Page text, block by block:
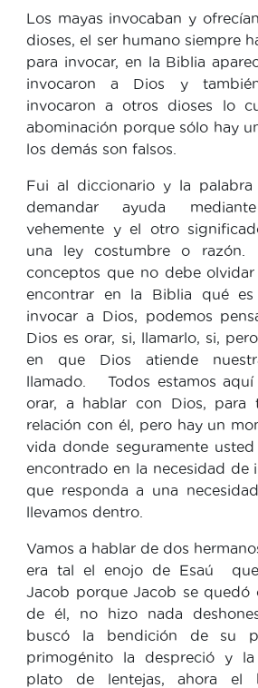
Los mayas invocaban y
dioses, el ser humano siempre
para invocar, en la Biblia
invocaron a Dios y
invocaron a otros dioses lo
abominación porque sólo hay
los demás son falsos.
Fui al diccionario y la palabra
demandar ayuda
vehemente y el otro
una ley costumbre o
conceptos que no debe
encontrar en la Biblia qué es
invocar a Dios, podemos
Dios es orar, si, llamarlo, si,
en que Dios atiende
llamado. Todos estamos aquí
orar, a hablar con Dios, para
relación con él, pero hay un
vida donde seguramente
encontrado en la necesidad de
que responda a una
llevamos dentro.
Vamos a hablar de dos
era tal el enojo de Esaú
Jacob porque Jacob se quedó
de él, no hizo nada
buscó la bendición de su
primogénito la despreció y
plato de lentejas, ahora el